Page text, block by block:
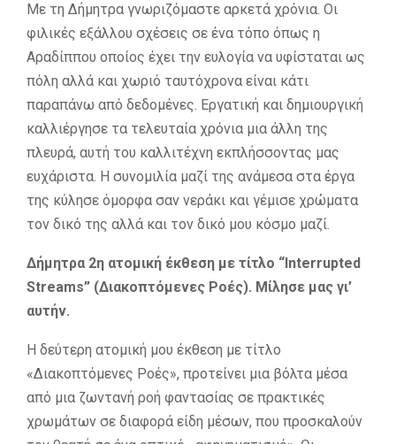
Με τη Δήμητρα γνωριζόμαστε αρκετά χρόνια. Οι
φιλικές εξάλλου σχέσεις σε ένα τόπο όπως η
Αραδίππου οποίος έχει την ευλογία να υφίσταται ως
πόλη αλλά και χωριό ταυτόχρονα είναι κάτι
παραπάνω από δεδομένες. Εργατική και δημιουργική
καλλιέργησε τα τελευταία χρόνια μια άλλη της
πλευρά, αυτή του καλλιτέχνη εκπλήσσοντας μας
ευχάριστα. Η συνομιλία μαζί της ανάμεσα στα έργα
της κύλησε όμορφα σαν νεράκι και γέμισε χρώματα
τον δικό της αλλά και τον δικό μου κόσμο μαζί.
Δήμητρα 2η ατομική έκθεση με τίτλο “Interrupted
Streams” (Διακοπτόμενες Ροές). Μίλησε μας γι’
αυτήν.
Η δεύτερη ατομική μου έκθεση με τίτλο
«Διακοπτόμενες Ροές», προτείνει μια βόλτα μέσα
από μια ζωντανή ροή φαντασίας σε πρακτικές
χρωμάτων σε διαφορά είδη μέσων, που προσκαλούν